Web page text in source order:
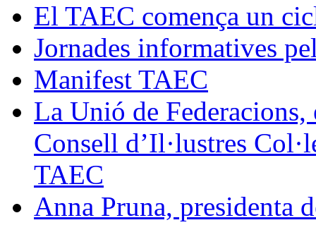
El TAEC comença un
Jornades informatives
Manifest TAEC
La Unió de
Consell d’Il·lustres
TAEC
Anna Pruna, presidenta